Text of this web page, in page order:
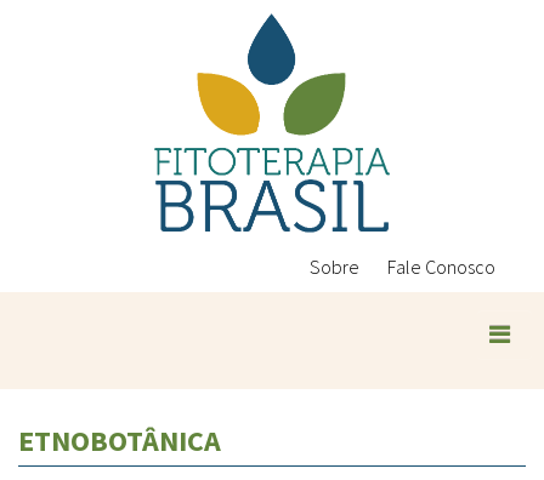
Sobre Fale Conosco
ETNOBOTÂNICA